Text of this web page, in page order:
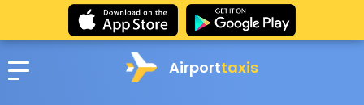
Airporttaxis